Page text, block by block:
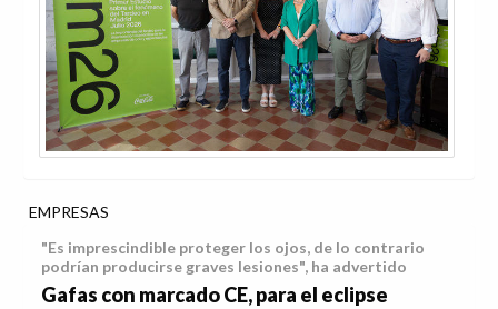
EMPRESAS
"Es imprescindible proteger los ojos, de lo contrario
podrían producirse graves lesiones", ha advertido
Gafas con marcado CE, para el eclipse